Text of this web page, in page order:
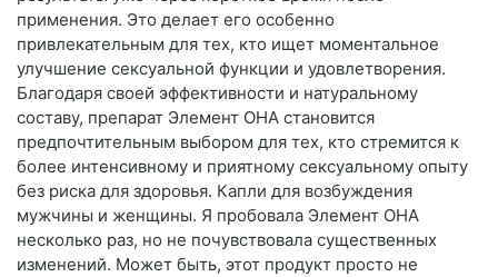
применения. Это делает его особенно
привлекательным для тех, кто ищет моментальное
улучшение сексуальной функции и удовлетворения.
Благодаря своей эффективности и натуральному
составу, препарат Элемент ОНА становится
предпочтительным выбором для тех, кто стремится к
более интенсивному и приятному сексуальному опыту
без риска для здоровья. Капли для возбуждения
мужчины и женщины. Я пробовала Элемент ОНА
несколько раз, но не почувствовала существенных
изменений. Может быть, этот продукт просто не